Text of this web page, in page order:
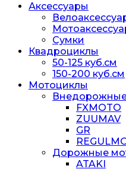
Аксессуары
Сумки
Квадроциклы
50-125 куб.см
150-200 куб.см
Мотоциклы
FXMOTO
ZUUMAV
GR
Дорожные
ATAKI